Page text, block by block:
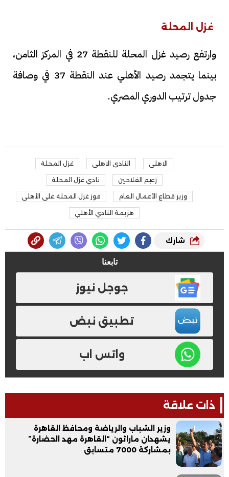
غزل المحلة
وارتفع رصيد غزل المحلة للنقطة 27 في المركز الثامن،
بينما يتجمد رصيد الأهلي عند النقطة 37 في وصافة
جدول ترتيب الدوري المصري.
الاهلى النادى الاهلى غزل المحلة
زعيم الفلاحين نادي غزل المحلة
وزير قطاع الأعمال العام فوز غزل المحلة على الأهلى
هزيمة النادي الأهلي
شارك
تابعنا
جوجل نيوز
تطبيق نبض
واتس اب
ذات علاقة
وزير الشباب والرياضة ومحافظ القاهرة
يشهدان ماراثون “القاهرة مهد الحضارة”
بمشاركة 7000 متسابق